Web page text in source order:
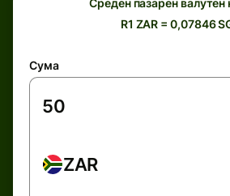
Среден пазарен валутен
R1 ZAR = 0,07846
Сума
ZAR